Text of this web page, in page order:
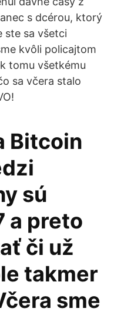
s dcérou, ktorý
ste sa všetci
kvôli policajtom
tomu všetkému
sa včera stalo
Bitcoin
sú
a preto
či už
takmer
sme